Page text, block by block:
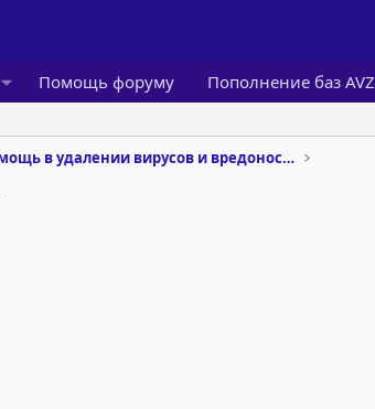
Помощь форуму Пополнение баз AVZ
Помощь в удалении вирусов и вредоносного ПО